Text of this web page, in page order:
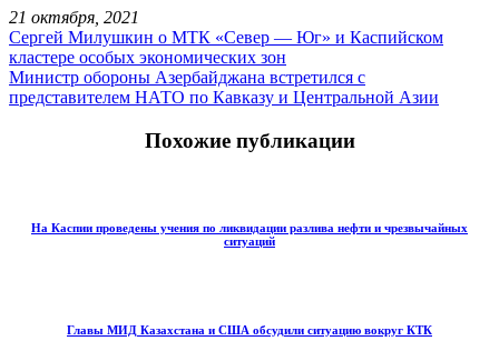
21 октября, 2021
Сергей Милушкин о МТК «Север — Юг» и Каспийском
кластере особых экономических зон
Министр обороны Азербайджана встретился с
представителем НАТО по Кавказу и Центральной Азии
Похожие публикации
На Каспии проведены учения по ликвидации разлива нефти и чрезвычайных
ситуаций
Главы МИД Казахстана и США обсудили ситуацию вокруг КТК